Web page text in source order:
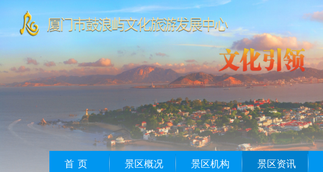
首页 景区概况 景区机构 景区资讯